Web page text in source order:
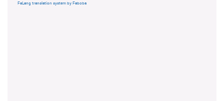
FaLang translation system by Faboba